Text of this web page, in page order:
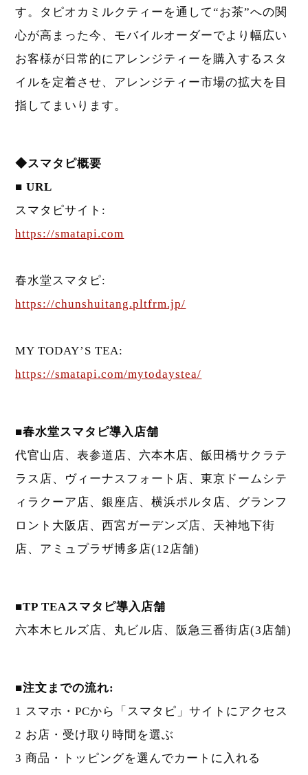
す。タピオカミルクティーを通して“お茶”への関
心が高まった今、モバイルオーダーでより幅広い
お客様が日常的にアレンジティーを購入するスタ
イルを定着させ、アレンジティー市場の拡大を目
指してまいります。
◆スマタピ概要
■ URL
スマタピサイト:
https://smatapi.com
春水堂スマタピ:
https://chunshuitang.pltfrm.jp/
MY TODAY’S TEA:
https://smatapi.com/mytodaystea/
■春水堂スマタピ導入店舗
代官山店、表参道店、六本木店、飯田橋サクラテ
ラス店、ヴィーナスフォート店、東京ドームシテ
ィラクーア店、銀座店、横浜ポルタ店、グランフ
ロント大阪店、西宮ガーデンズ店、天神地下街
店、アミュプラザ博多店(12店舗)
■TP TEAスマタピ導入店舗
六本木ヒルズ店、丸ビル店、阪急三番街店(3店舗)
■注文までの流れ:
1 スマホ・PCから「スマタピ」サイトにアクセス
2 お店・受け取り時間を選ぶ
3 商品・トッピングを選んでカートに入れる